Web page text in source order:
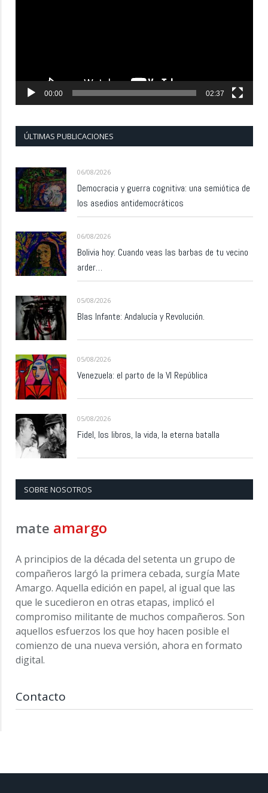
00:00 02:37
ÚLTIMAS PUBLICACIONES
06/08/2026
Democracia y guerra cognitiva: una semiótica de
los asedios antidemocráticos
06/08/2026
Bolivia hoy: Cuando veas las barbas de tu vecino
arder…
05/08/2026
Blas Infante: Andalucía y Revolución.
05/08/2026
Venezuela: el parto de la VI República
05/08/2026
Fidel, los libros, la vida, la eterna batalla
SOBRE NOSOTROS
mate amargo
A principios de la década del setenta un grupo de
compañeros largó la primera cebada, surgía Mate
Amargo. Aquella edición en papel, al igual que las
que le sucedieron en otras etapas, implicó el
compromiso militante de muchos compañeros. Son
aquellos esfuerzos los que hoy hacen posible el
comienzo de una nueva versión, ahora en formato
digital.
Contacto